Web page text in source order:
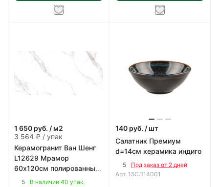
1 650 руб. / м2
3 564 ₽ / упак
Керамогранит Ван Шенг
L12629 Мрамор
60х120см полированный
цвет белый с коричнево-
5 В наличии 40 упак.
140 руб. / шт
Салатник Премиум
d=14см керамика индиго
5
Под заказ от 2 дней
Арт. 15СЛ14001